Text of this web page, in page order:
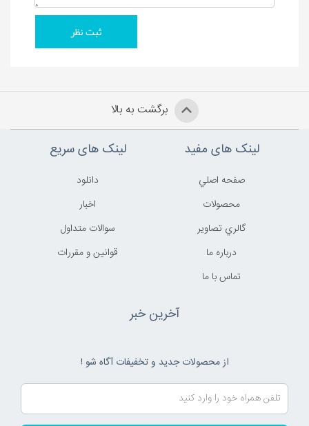
برگشت به بالا
لینک های مفید
صفحه اصلي
محصولات
گالري تصاوير
درباره ما
تماس با ما
لینک های سریع
دانلود
اخبار
سوالات متداول
قوانين و مقررات
آخرین خبر
از محصولات جدید و تخفیفات آگاه شو !